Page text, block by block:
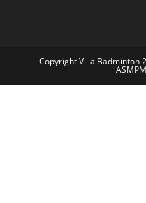
Copyright Villa Badminton